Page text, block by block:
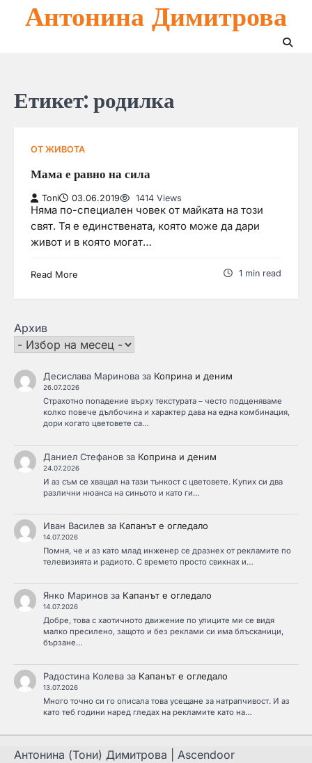
Антонина Димитрова
Етикет:родилка
ОТ ЖИВОТА
Мама е равно на сила
Toni 03.06.2019 1414 Views
Няма по-специален човек от майката на този
свят. Тя е единствената, която може да дари
живот и в която могат…
Read More 1 min read
Архив
Десислава Мариноваза Коприна и деним
26.07.2026
Страхотно попадение върху текстурата – често подценяваме
колко повече дълбочина и характер дава на една комбинация,
дори когато цветовете са…
Даниел Стефановза Коприна и деним
24.07.2026
И аз съм се хващал на тази тънкост с цветовете. Купих си два
различни нюанса на синьото и като ги…
Иван Василевза Капанът е огледало
14.07.2026
Помня, че и аз като млад инженер се дразнех от рекламите по
телевизията и радиото. С времето просто свикнах и…
Янко Мариновза Капанът е огледало
14.07.2026
Добре, това с хаотичното движение по улиците ми се видя
малко пресилено, защото и без реклами си има блъсканици,
бързане…
Радостина Колеваза Капанът е огледало
13.07.2026
Много точно си го описала това усещане за натрапчивост. И аз
като теб години наред гледах на рекламите като на…
Антонина (Тони) Димитрова | Ascendoor